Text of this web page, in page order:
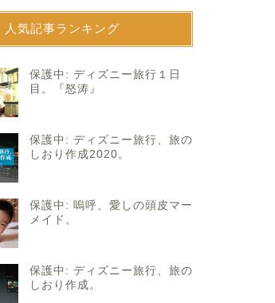
人気記事ランキング
保護中: ディズニー旅行１日
目。『怒涛』
保護中: ディズニー旅行、旅の
しおり作成2020。
保護中: 嗚呼、愛しの頭皮マー
メイド。
保護中: ディズニー旅行、旅の
しおり作成。